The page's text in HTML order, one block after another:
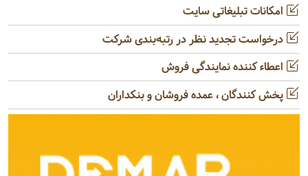
امکانات تبلیغاتی سایت
درخواست تجدید نظر در رتبه‌بندی شرکت
اعطاء کننده نمایندگی فروش
پخش کنندگان ، عمده فروشان و بنکداران